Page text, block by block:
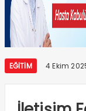
EĞITIM 4 Ekim